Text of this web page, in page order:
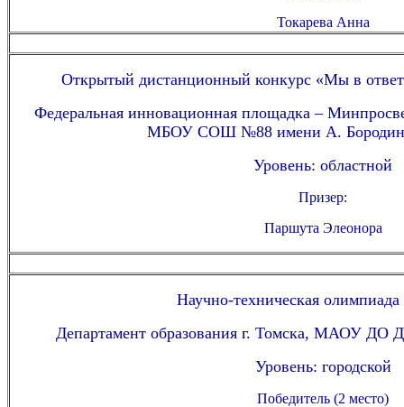
Токарева Анна
Открытый дистанционный конкурс «Мы в
Федеральная инновационная площадка –
МБОУ СОШ №88 имени А.
Уровень: областной
Призер:
Паршута Элеонора
Научно-техническая
Департамент образования г. Томска, МАОУ ДО
Уровень: городской
Победитель (2 место)